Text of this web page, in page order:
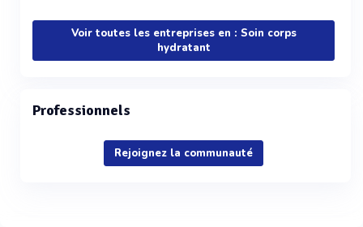
Voir toutes les entreprises en : Soin corps
hydratant
Professionnels
Rejoignez la communauté